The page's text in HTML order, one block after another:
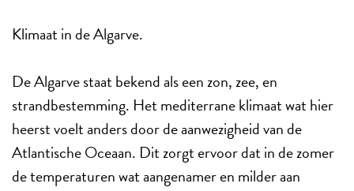
Klimaat in de Algarve.
De Algarve staat bekend als een zon, zee, en
strandbestemming. Het mediterrane klimaat wat hier
heerst voelt anders door de aanwezigheid van de
Atlantische Oceaan. Dit zorgt ervoor dat in de zomer
de temperaturen wat aangenamer en milder aan